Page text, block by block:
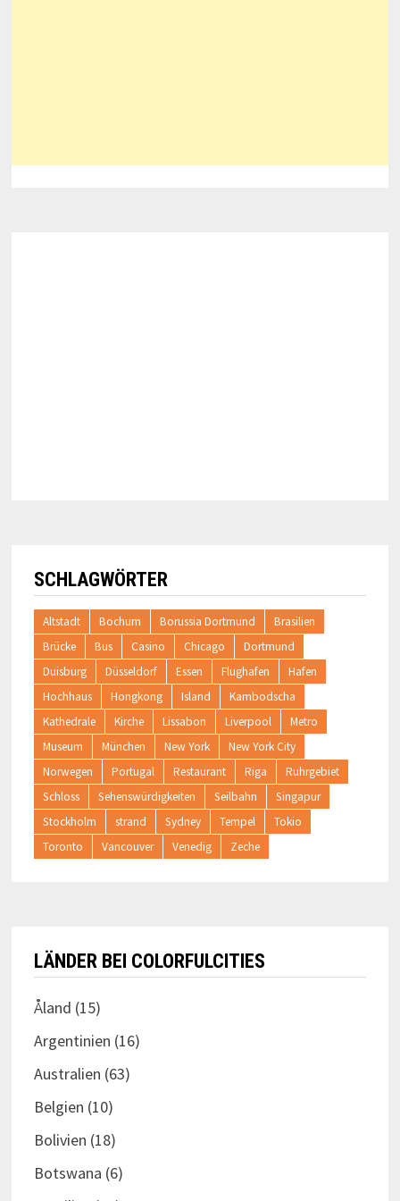
SCHLAGWÖRTER
Altstadt Bochum Borussia Dortmund
Brasilien
Brücke
Bus Casino Chicago
Dortmund
Duisburg
Düsseldorf Essen Flughafen
Hafen
Hochhaus
Hongkong Island
Kambodscha
Kathedrale
Kirche Lissabon Liverpool
Metro
Museum
München New York
New York City
Norwegen
Portugal Restaurant Riga
Ruhrgebiet
Schloss
Sehenswürdigkeiten Seilbahn
Singapur
Stockholm
strand Sydney Tempel
Tokio
Toronto
Vancouver Venedig Zeche
LÄNDER BEI COLORFULCITIES
Åland (15)
Argentinien (16)
Australien (63)
Belgien (10)
Bolivien (18)
Botswana (6)